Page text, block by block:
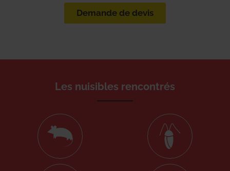
Demande de devis
Les nuisibles rencontrés